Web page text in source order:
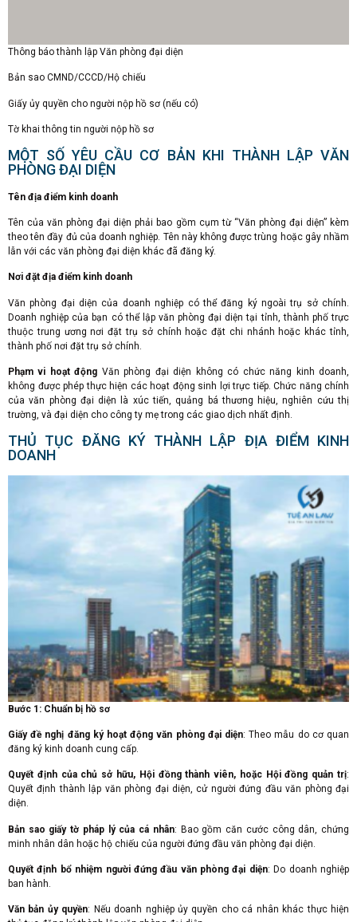
Thông báo thành lập Văn phòng đại diện
Bản sao CMND/CCCD/Hộ chiếu
Giấy ủy quyền cho người nộp hồ sơ (nếu có)
Tờ khai thông tin người nộp hồ sơ
MỘT SỐ YÊU CẦU CƠ BẢN KHI THÀNH LẬP VĂN
PHÒNG ĐẠI DIỆN
Tên địa điểm kinh doanh
Tên của văn phòng đại diện phải bao gồm cụm từ “Văn phòng đại diện” kèm
theo tên đầy đủ của doanh nghiệp. Tên này không được trùng hoặc gây nhầm
lẫn với các văn phòng đại diện khác đã đăng ký.
Nơi đặt địa điểm kinh doanh
Văn phòng đại diện của doanh nghiệp có thể đăng ký ngoài trụ sở chính.
Doanh nghiệp của bạn có thể lập văn phòng đại diện tại tỉnh, thành phố trực
thuộc trung ương nơi đặt trụ sở chính hoặc đặt chi nhánh hoặc khác tỉnh,
thành phố nơi đặt trụ sở chính.
Phạm vi hoạt động Văn phòng đại diện không có chức năng kinh doanh,
không được phép thực hiện các hoạt động sinh lợi trực tiếp. Chức năng chính
của văn phòng đại diện là xúc tiến, quảng bá thương hiệu, nghiên cứu thị
trường, và đại diện cho công ty mẹ trong các giao dịch nhất định.
THỦ TỤC ĐĂNG KÝ THÀNH LẬP ĐỊA ĐIỂM KINH
DOANH
Bước 1: Chuẩn bị hồ sơ
Giấy đề nghị đăng ký hoạt động văn phòng đại diện: Theo mẫu do cơ quan
đăng ký kinh doanh cung cấp.
Quyết định của chủ sở hữu, Hội đồng thành viên, hoặc Hội đồng quản trị:
Quyết định thành lập văn phòng đại diện, cử người đứng đầu văn phòng đại
diện.
Bản sao giấy tờ pháp lý của cá nhân: Bao gồm căn cước công dân, chứng
minh nhân dân hoặc hộ chiếu của người đứng đầu văn phòng đại diện.
Quyết định bổ nhiệm người đứng đầu văn phòng đại diện: Do doanh nghiệp
ban hành.
Văn bản ủy quyền: Nếu doanh nghiệp ủy quyền cho cá nhân khác thực hiện